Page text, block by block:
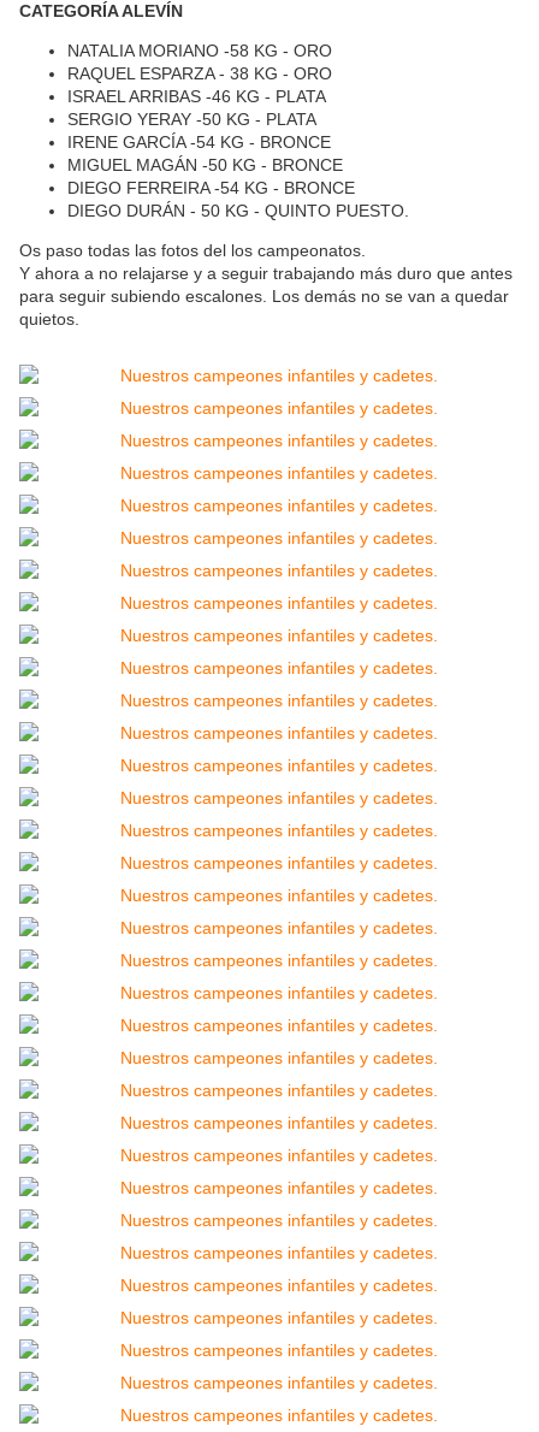
CATEGORÍA ALEVÍN
NATALIA MORIANO -58 KG - ORO
RAQUEL ESPARZA - 38 KG - ORO
ISRAEL ARRIBAS -46 KG - PLATA
SERGIO YERAY -50 KG - PLATA
IRENE GARCÍA -54 KG - BRONCE
MIGUEL MAGÁN -50 KG - BRONCE
DIEGO FERREIRA -54 KG - BRONCE
DIEGO DURÁN - 50 KG - QUINTO PUESTO.
Os paso todas las fotos del los campeonatos.
Y ahora a no relajarse y a seguir trabajando más duro que antes
para seguir subiendo escalones. Los demás no se van a quedar
quietos.